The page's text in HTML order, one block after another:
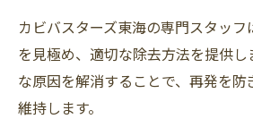
カビバスターズ東海の専門スタッ
を見極め、適切な除去方法を提供し
な原因を解消することで、再発を防
維持します。